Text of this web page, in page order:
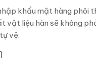
khẩu mặt hàng phôi
vật liệu hàn sẽ không
vệ.